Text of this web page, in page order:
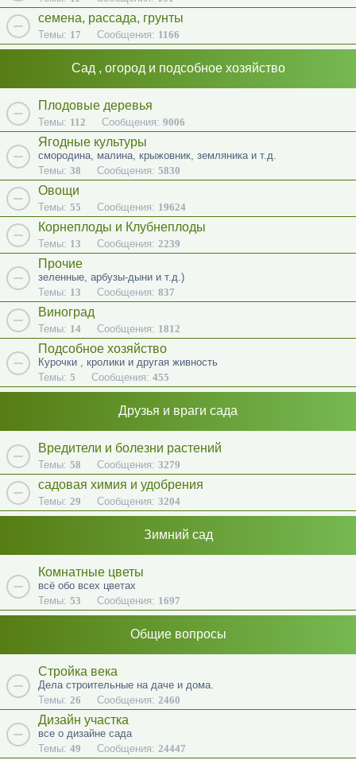
семена, рассада, грунты
Темы: 17 Сообщения: 1166
Сад , огород и подсобное хозяйство
Плодовые деревья
Темы: 112 Сообщения: 9006
Ягодные культуры
смородина, малина, крыжовник, земляника и т.д.
Темы: 38 Сообщения: 5830
Овощи
Темы: 55 Сообщения: 19624
Корнеплоды и Клубнеплоды
Темы: 13 Сообщения: 2239
Прочие
зеленные, арбузы-дыни и т.д.)
Темы: 13 Сообщения: 837
Виноград
Темы: 14 Сообщения: 1812
Подсобное хозяйство
Курочки , кролики и другая живность
Темы: 5 Сообщения: 455
Друзья и враги сада
Вредители и болезни растений
Темы: 58 Сообщения: 3279
садовая химия и удобрения
Темы: 29 Сообщения: 3204
Зимний сад
Комнатные цветы
всё обо всех цветах
Темы: 53 Сообщения: 1697
Общие вопросы
Стройка века
Дела строительные на даче и дома.
Темы: 26 Сообщения: 2460
Дизайн участка
все о дизайне сада
Темы: 49 Сообщения: 24447